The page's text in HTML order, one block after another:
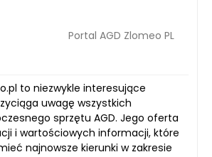
Portal AGD Zlomeo PL
to niezwykle interesujące
uwagę wszystkich
sprzętu AGD. Jego oferta
i wartościowych informacji, które
najnowsze kierunki w zakresie